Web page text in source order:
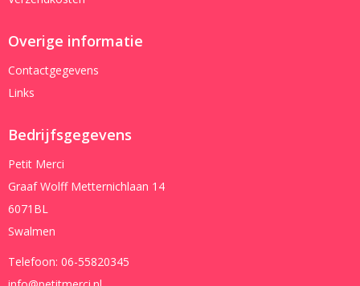
Overige informatie
Contactgegevens
Links
Bedrijfsgegevens
Petit Merci
Graaf Wolff Metternichlaan 14
6071BL
Swalmen
Telefoon: 06-55820345